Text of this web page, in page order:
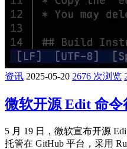
资讯 2025-05-20 2676 次浏览
微软开源 Edit 命
5 月 19 日，微软宣布开源
托管在 GitHub 平台，采用